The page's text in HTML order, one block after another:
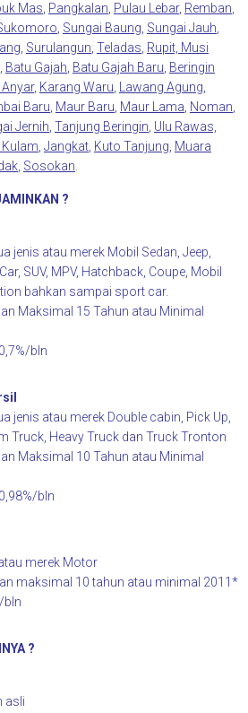
Mas Pangkalan Pulau Lebar, Remban
Sungai Baung Sungai Jauh
Surulangun Teladas Rupit, Musi
Batu Gajah Batu Gajah Baru Beringin
, Karang Waru Lawang Agung
Baru Maur Baru Maur Lama Noman
Jernih Tanjung Beringin Ulu Rawas,
Jangkat Kuto Tanjung Muara
Sosokan
?
jenis atau merek Mobil Sedan, Jeep,
SUV, MPV, Hatchback, Coupe, Mobil
bahkan sampai sport car.
Maksimal 15 Tahun atau Minimal
bln
jenis atau merek Double cabin, Pick Up,
Truck, Heavy Truck dan Truck Tronton
Maksimal 10 Tahun atau Minimal
bln
merek Motor
maksimal 10 tahun atau minimal 2011*
bln
?
asli